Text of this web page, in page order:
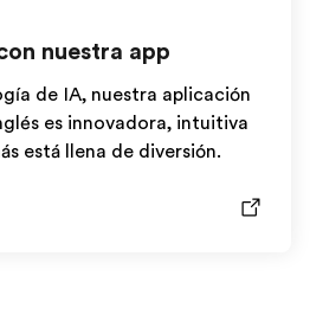
nuestra app
de IA, nuestra aplicación
es innovadora, intuitiva
está llena de diversión.